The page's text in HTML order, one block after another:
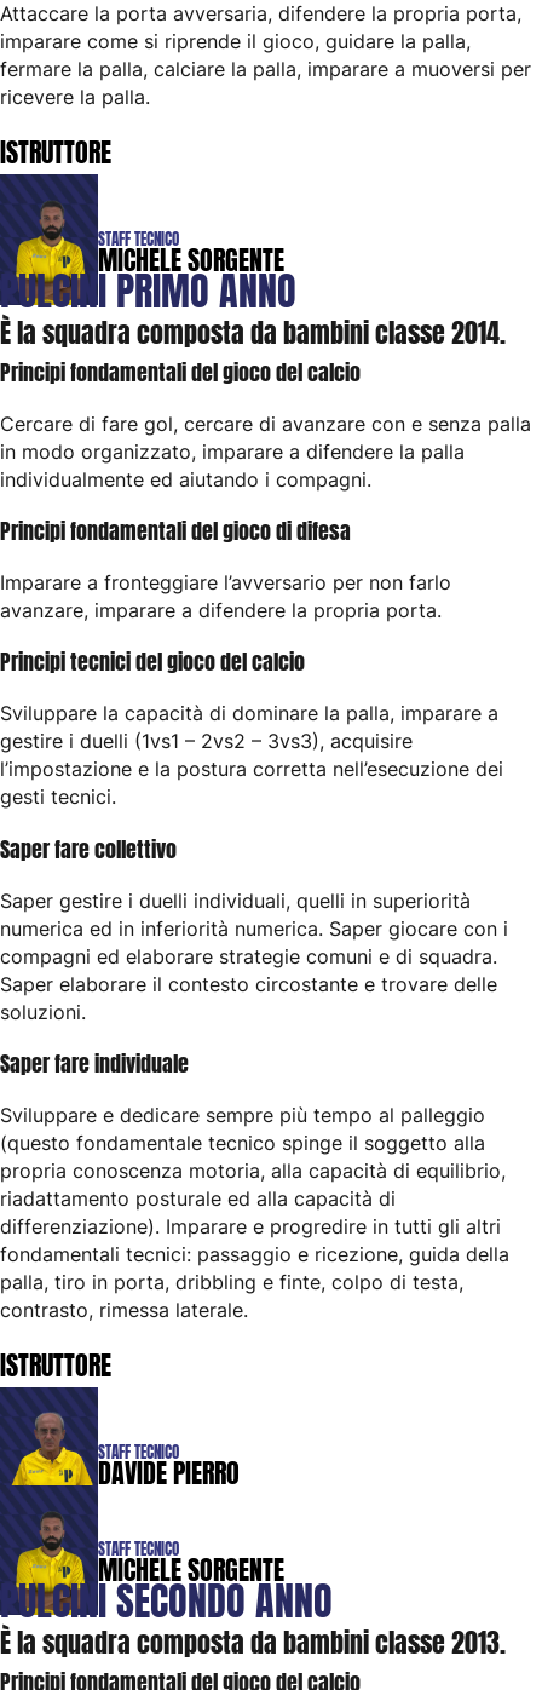
Attaccare la porta avversaria, difendere la propria porta,
imparare come si riprende il gioco, guidare la palla,
fermare la palla, calciare la palla, imparare a muoversi per
ricevere la palla.
ISTRUTTORE
MICHELE SORGENTE
STAFF TECNICO
PULCINIPRIMOANNO
È la squadra composta da bambini classe 2014.
Principi fondamentali del gioco del calcio
Cercare di fare gol, cercare di avanzare con e senza palla
in modo organizzato, imparare a difendere la palla
individualmente ed aiutando i compagni.
Principi fondamentali del gioco di difesa
Imparare a fronteggiare l’avversario per non farlo
avanzare, imparare a difendere la propria porta.
Principi tecnici del gioco del calcio
Sviluppare la capacità di dominare la palla, imparare a
gestire i duelli (1vs1 – 2vs2 – 3vs3), acquisire
l’impostazione e la postura corretta nell’esecuzione dei
gesti tecnici.
Saper fare collettivo
Saper gestire i duelli individuali, quelli in superiorità
numerica ed in inferiorità numerica. Saper giocare con i
compagni ed elaborare strategie comuni e di squadra.
Saper elaborare il contesto circostante e trovare delle
soluzioni.
Saper fare individuale
Sviluppare e dedicare sempre più tempo al palleggio
(questo fondamentale tecnico spinge il soggetto alla
propria conoscenza motoria, alla capacità di equilibrio,
riadattamento posturale ed alla capacità di
differenziazione). Imparare e progredire in tutti gli altri
fondamentali tecnici: passaggio e ricezione, guida della
palla, tiro in porta, dribbling e finte, colpo di testa,
contrasto, rimessa laterale.
ISTRUTTORE
DAVIDE PIERRO
STAFF TECNICO
MICHELE SORGENTE
STAFF TECNICO
PULCINISECONDOANNO
È la squadra composta da bambini classe 2013.
Principi fondamentali del gioco del calcio